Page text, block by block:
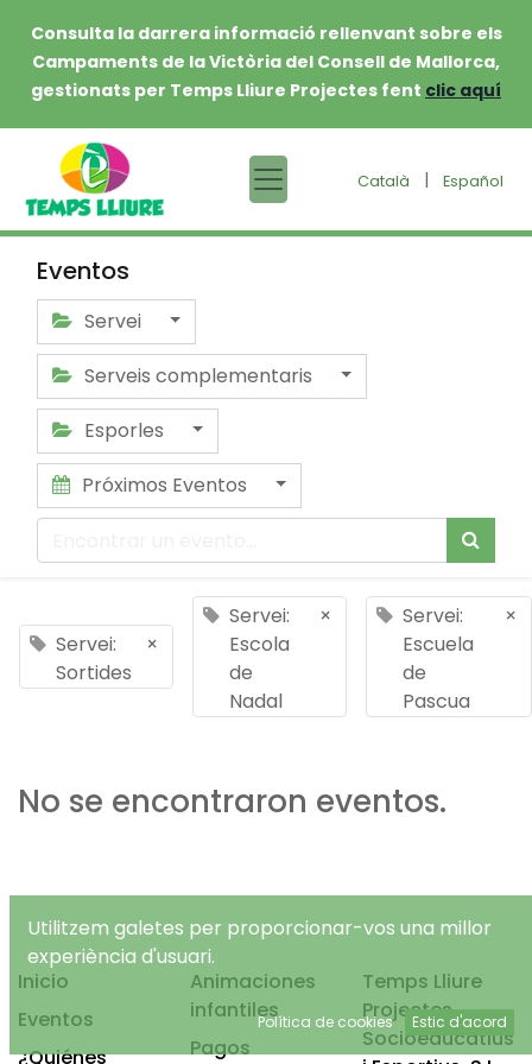
Consulta la darrera informació rellenvant sobre els
Campaments de la Victòria del Consell de Mallorca,
gestionats per Temps Lliure Projectes fent clic aquí
Català | Español
Eventos
Servei
Serveis complementaris
Esporles
Próximos Eventos
Servei:
Sortides
×
Servei:
Escola
de
Nadal
×
Servei:
Escuela
de
Pascua
×
No se encontraron eventos.
Inicio
Eventos
¿Quiénes
Animaciones
infantiles
Pagos
Temps Lliure
Projectes
Socioeducatius
Utilitzem galetes per proporcionar-vos una millor
experiència d'usuari.
Política de cookies Estic d'acord